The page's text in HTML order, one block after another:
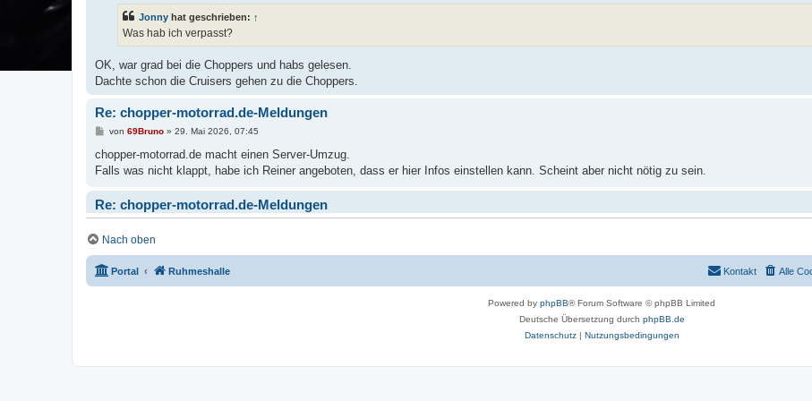
Jonny hat geschrieben: ↑
Was hab ich verpasst?
OK, war grad bei die Choppers und habs gelesen.
Dachte schon die Cruisers gehen zu die Choppers.
Re: chopper-motorrad.de-Meldungen
von 69Bruno» 29. Mai 2026, 07:45
chopper-motorrad.de macht einen Server-Umzug.
Falls was nicht klappt, habe ich Reiner angeboten, dass er hier Infos einstellen kann. Scheint aber nicht nötig zu sein.
Re: chopper-motorrad.de-Meldungen
Was hab ich verpasst?
Nach oben
Portal Ruhmeshalle Alle
Kontakt
Powered by phpBB® Forum Software © phpBB Limited
Deutsche Übersetzung durch phpBB.de
Datenschutz| Nutzungsbedingungen